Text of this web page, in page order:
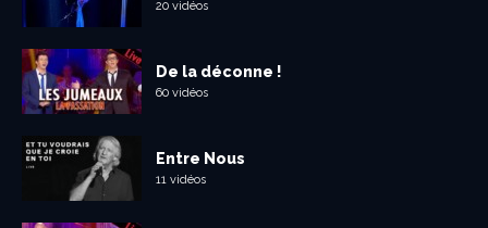
20 vidéos
De la déconne !
60 vidéos
Entre Nous
11 vidéos